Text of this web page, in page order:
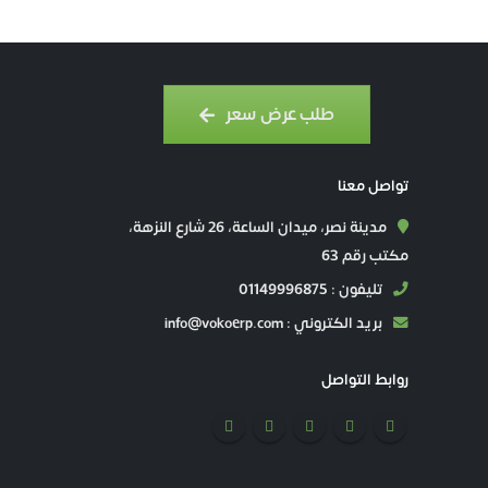
طلب عرض سعر
تواصل معنا
مدينة نصر، ميدان الساعة، 26 شارع النزهة،
مكتب رقم 63
تليفون : 01149996875
بريد الكتروني : info@vokoerp.com
روابط التواصل